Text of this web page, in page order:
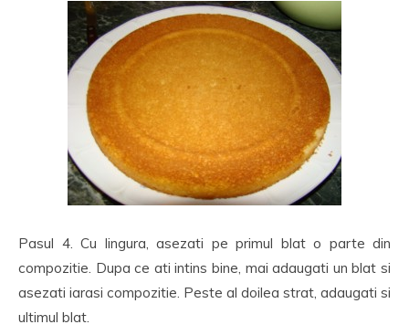
Pasul 4. Cu lingura, asezati pe primul blat o parte din
compozitie. Dupa ce ati intins bine, mai adaugati un blat si
asezati iarasi compozitie. Peste al doilea strat, adaugati si
ultimul blat.